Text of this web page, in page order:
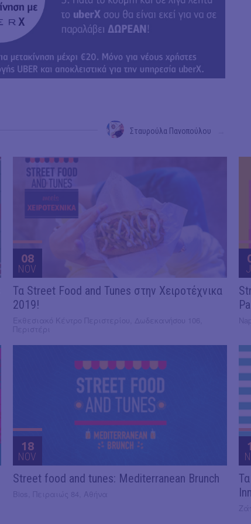
Σταυρούλα Πανοπούλου
08
NOV
Τα Street Food and Tunes στην Χειροτέχνικα
2019!
18
NOV
Street food and tunes: Mediterranean Brunch